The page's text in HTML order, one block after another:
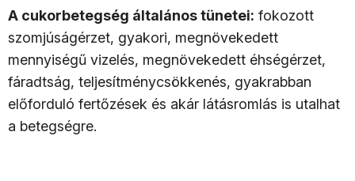
A cukorbetegség általános tünetei: fokozott
szomjúságérzet, gyakori, megnövekedett
mennyiségű vizelés, megnövekedett éhségérzet,
fáradtság, teljesítménycsökkenés, gyakrabban
előforduló fertőzések és akár látásromlás is utalhat
a betegségre.